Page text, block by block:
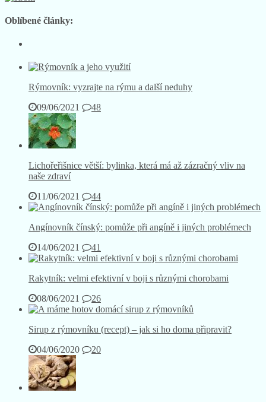
Oblíbené články:
Rýmovník: vyzrajte na rýmu a další neduhy
09/06/2021
48
Lichořeřišnice větší: bylinka, která má až zázračný vliv na
naše zdraví
11/06/2021
44
Angínovník čínský: pomůže při angíně i jiných problémech
14/06/2021
41
Rakytník: velmi efektivní v boji s různými chorobami
08/06/2021
26
Sirup z rýmovníku (recept) – jak si ho doma připravit?
04/06/2020
20